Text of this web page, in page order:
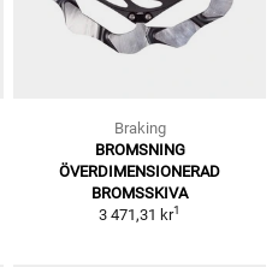
Braking
BROMSNING
ÖVERDIMENSIONERAD
BROMSSKIVA
3 471,31 kr1